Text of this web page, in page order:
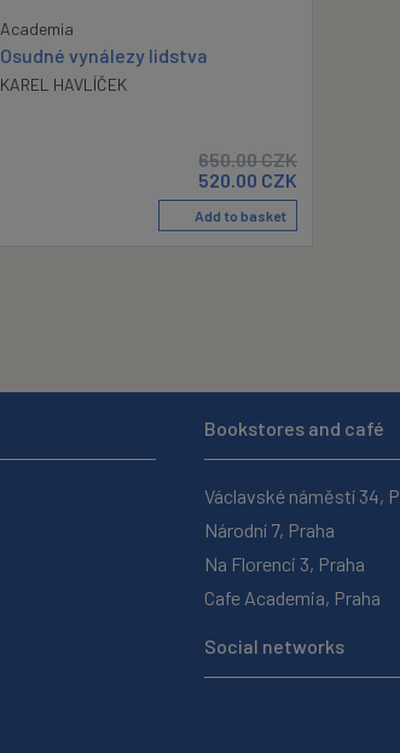
Academia
Osudné vynálezy lidstva
KAREL HAVLÍČEK
650.00CZK
520.00 CZK
Add to basket
Bookstores and café
Václavské náměstí 34,
Národní 7, Praha
Na Florenci 3, Praha
Cafe Academia, Praha
Social networks